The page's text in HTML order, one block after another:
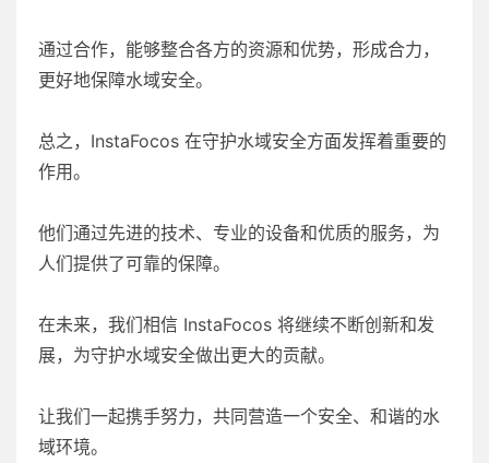
通过合作，能够整合各方的资源和优势，形成合力，
更好地保障水域安全。
总之，InstaFocos 在守护水域安全方面发挥着重要的
作用。
他们通过先进的技术、专业的设备和优质的服务，为
人们提供了可靠的保障。
在未来，我们相信 InstaFocos 将继续不断创新和发
展，为守护水域安全做出更大的贡献。
让我们一起携手努力，共同营造一个安全、和谐的水
域环境。